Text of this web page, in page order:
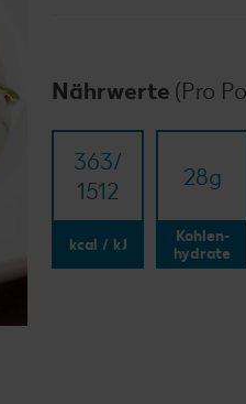
Nährwerte (Pro
363/​
1512
kcal / kJ
28g
Kohlen-
hydrate